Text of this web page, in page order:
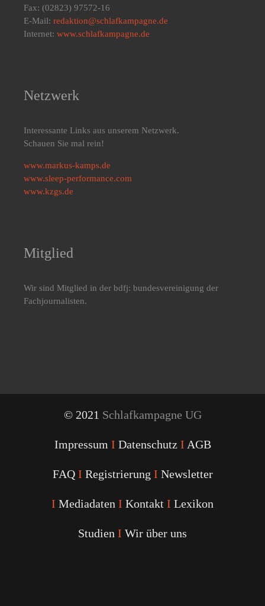
Fax: (02823) 97572-16
E-Mail: redaktion@schlafkampagne.de
Internet: www.schlafkampagne.de
Netzwerk
Interessante Links aus unserem Netzwerk.
Schauen Sie mal rein!
www.markus-kamps.de
www.sleep-performance.com
www.kzgs.de
Mitglied
Wir sind Mitglied in der bdfj: bundesvereinigung der
Fachjournalisten.
© 2021 Schlafkampagne UG
Impressum I Datenschutz I AGB
FAQ I Registrierung I Newsletter
I Mediadaten I Kontakt I Lexikon
Studien I Wir über uns